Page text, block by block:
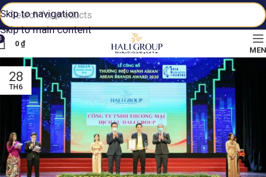
Skip to navigation
Skip to main content
0 ₫
28
TH6